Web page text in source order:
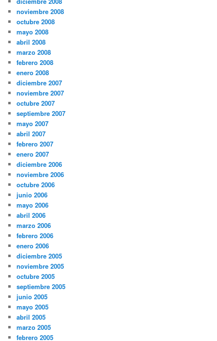
noviembre 2008
octubre 2008
mayo 2008
abril 2008
marzo 2008
febrero 2008
enero 2008
diciembre 2007
noviembre 2007
octubre 2007
septiembre 2007
mayo 2007
abril 2007
febrero 2007
enero 2007
diciembre 2006
noviembre 2006
octubre 2006
junio 2006
mayo 2006
abril 2006
marzo 2006
febrero 2006
enero 2006
diciembre 2005
noviembre 2005
octubre 2005
septiembre 2005
junio 2005
mayo 2005
abril 2005
marzo 2005
febrero 2005